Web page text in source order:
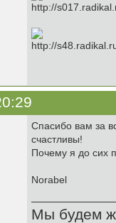
Спасибо вам за
счастливы!
Почему я до сих
Norabel
Мы будем